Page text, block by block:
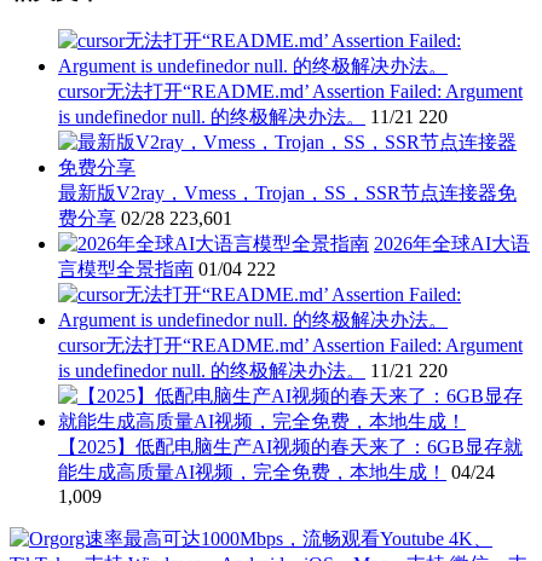
cursor无法打开“README.md’ Assertion Failed: Argument
is undefinedor null. 的终极解决办法。
11/21 220
最新版V2ray，Vmess，Trojan，SS，SSR节点连接器免
费分享 02/28 223,601
2026年全球AI大语
言模型全景指南 01/04 222
cursor无法打开“README.md’ Assertion Failed: Argument
is undefinedor null. 的终极解决办法。
11/21 220
【2025】低配电脑生产AI视频的春天来了：6GB显存就
能生成高质量AI视频，完全免费，本地生成！
04/24
1,009